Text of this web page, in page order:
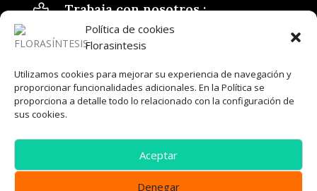
Política de cookies
Florasintesis
Utilizamos cookies para mejorar su experiencia de navegación y
proporcionar funcionalidades adicionales. En la Política se
proporciona a detalle todo lo relacionado con la configuración de
sus cookies.
Aceptar
Denegar
 Trabaja con nosotros :
Únete a nuestro equipo
Síguenos